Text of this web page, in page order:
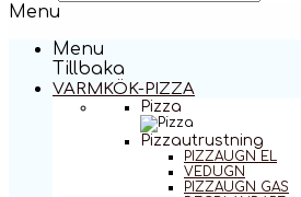
Menu
Menu
Tillbaka
VARMKÖK-PIZZA
Pizza
Pizzautrustning
PIZZAUGN EL
VEDUGN
PIZZAUGN GAS